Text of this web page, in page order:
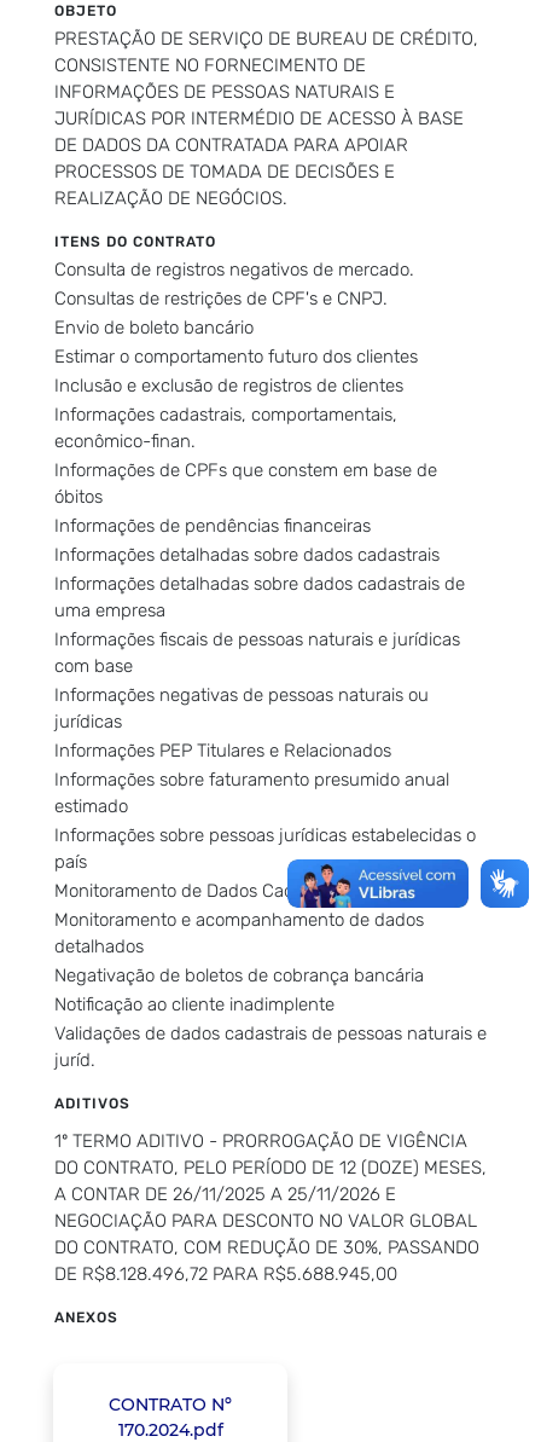
OBJETO
PRESTAÇÃO DE SERVIÇO DE BUREAU DE CRÉDITO,
CONSISTENTE NO FORNECIMENTO DE
INFORMAÇÕES DE PESSOAS NATURAIS E
JURÍDICAS POR INTERMÉDIO DE ACESSO À BASE
DE DADOS DA CONTRATADA PARA APOIAR
PROCESSOS DE TOMADA DE DECISÕES E
REALIZAÇÃO DE NEGÓCIOS.
ITENS DO CONTRATO
Consulta de registros negativos de mercado.
Consultas de restrições de CPF's e CNPJ.
Envio de boleto bancário
Estimar o comportamento futuro dos clientes
Inclusão e exclusão de registros de clientes
Informações cadastrais, comportamentais,
econômico-finan.
Informações de CPFs que constem em base de
óbitos
Informações de pendências financeiras
Informações detalhadas sobre dados cadastrais
Informações detalhadas sobre dados cadastrais de
uma empresa
Informações fiscais de pessoas naturais e jurídicas
com base
Informações negativas de pessoas naturais ou
jurídicas
Informações PEP Titulares e Relacionados
Informações sobre faturamento presumido anual
estimado
Informações sobre pessoas jurídicas estabelecidas o
país
Monitoramento de Dados Cadastrais
Monitoramento e acompanhamento de dados
detalhados
Negativação de boletos de cobrança bancária
Notificação ao cliente inadimplente
Validações de dados cadastrais de pessoas naturais e
juríd.
ADITIVOS
1º TERMO ADITIVO - PRORROGAÇÃO DE VIGÊNCIA
DO CONTRATO, PELO PERÍODO DE 12 (DOZE) MESES,
A CONTAR DE 26/11/2025 A 25/11/2026 E
NEGOCIAÇÃO PARA DESCONTO NO VALOR GLOBAL
DO CONTRATO, COM REDUÇÃO DE 30%, PASSANDO
DE R$8.128.496,72 PARA R$5.688.945,00
ANEXOS
CONTRATO Nº
170.2024.pdf